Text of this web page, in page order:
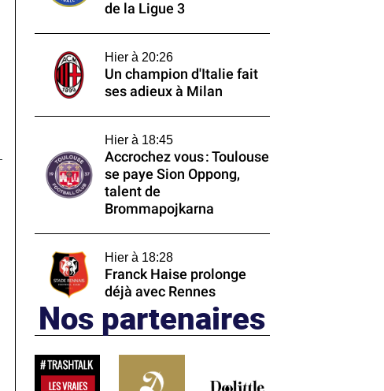
de la Ligue 3
Hier à 20:26
Un champion d'Italie fait
ses adieux à Milan
Hier à 18:45
Accrochez vous : Toulouse
se paye Sion Oppong,
talent de
Brommapojkarna
Hier à 18:28
Franck Haise prolonge
déjà avec Rennes
Nos partenaires